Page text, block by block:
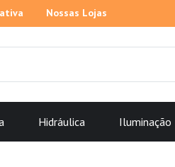
Nossas Lojas
Hidráulica Iluminação